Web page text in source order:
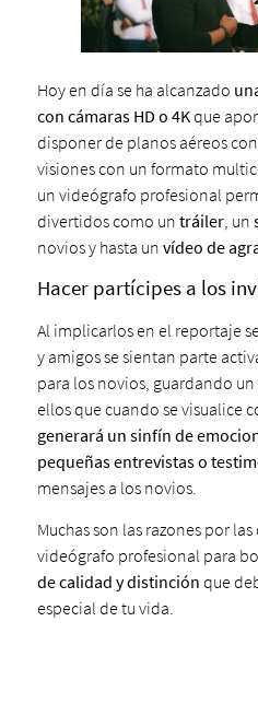
Hoy en día se ha alcanzado
con cámaras HD o 4Kque
disponer de planos aéreos con
visiones con un formato
un videógrafo profesional
divertidos como un tráiler, un
novios y hasta un vídeo de
Hacer partícipes a los
Al implicarlos en el reportaje
y amigos se sientan parte
para los novios, guardando
ellos que cuando se visualice
generará un sinfín de
pequeñas entrevistas o
mensajes a los novios.
Muchas son las razones por
videógrafo profesional para
de calidad y distinción que
especial de tu vida.